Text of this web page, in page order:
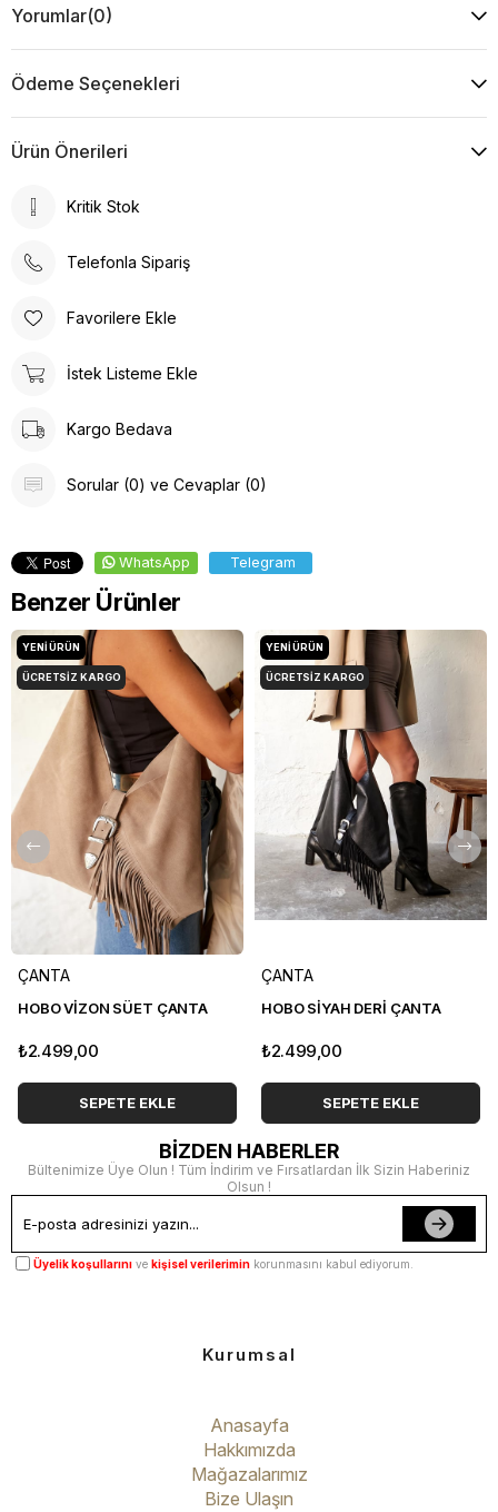
Yorumlar(0)
Ödeme Seçenekleri
Ürün Önerileri
Kritik Stok
Telefonla Sipariş
Favorilere Ekle
İstek Listeme Ekle
Kargo Bedava
Sorular (0) ve Cevaplar (0)
WhatsApp Telegram
Benzer Ürünler
ÇANTA
HOBO VİZON SÜET ÇANTA
₺2.499,00
SEPETE EKLE
YENI ÜRÜN
ÜCRETSIZ KARGO
ÇANTA
HOBO SİYAH DERİ ÇANTA
₺2.499,00
SEPETE EKLE
YENI ÜRÜN
ÜCRETSIZ KARGO
BİZDEN HABERLER
Bültenimize Üye Olun ! Tüm İndirim ve Fırsatlardan İlk Sizin Haberiniz
Olsun !
Üyelik koşullarını ve kişisel verilerimin korunmasını kabul ediyorum.
Kurumsal
Anasayfa
Hakkımızda
Mağazalarımız
Bize Ulaşın